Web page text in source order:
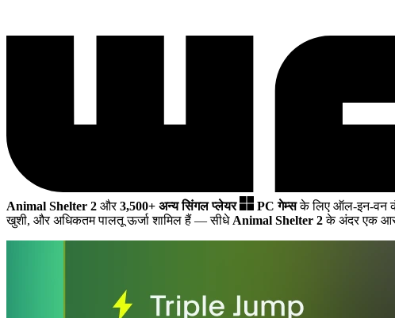
Animal Shelter 2 और3,500+ अन्य सिंगल प्लेयर PC गेम्सके लिए ऑल-इन-वन
खुशी, और अधिकतम पालतू ऊर्जा शामिल हैं — सीधे Animal Shelter 2के अंदर एक